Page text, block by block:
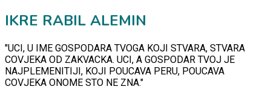
IKRE RABIL ALEMIN
"UCI, U IME GOSPODARA TVOGA KOJI STVARA, STVARA
COVJEKA OD ZAKVACKA. UCI, A GOSPODAR TVOJ JE
NAJPLEMENITIJI, KOJI POUCAVA PERU, POUCAVA
COVJEKA ONOME STO NE ZNA."